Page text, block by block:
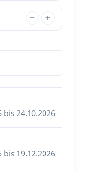
bis 24.10.2026
bis 19.12.2026